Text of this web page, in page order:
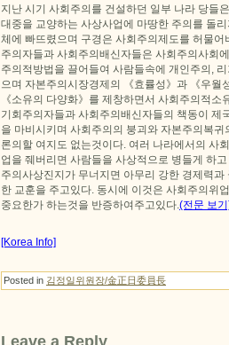
지난 시기 사회주의를 건설하던 일부 나라 당들
대중을 교양하는 사상사업에 마땅한 주의를 돌
체에 빠뜨렸으며 구경은 사회주의제도를 허물
주의자들과 사회주의배신자들은 사회주의사회
주의적방법을 끌어들여 사람들속에 개인주의,
으며 자본주의시장경제의 《효률성》과 《우
《소유의 다양화》를 제창하면서 사회주의적
기회주의자들과 사회주의배신자들의 책동이 제
을 마비시키며 사회주의의 붕괴와 자본주의복
론의할 여지도 없는것이다. 여러 나라에서의 사
업을 줴버리면 사람들을 사상적으로 병들게 하
주의사상진지가 무너지면 아무리 강한 경제력
한 교훈을 주고있다. 동시에 이것은 사회주의위
중요한가 하는것을 반증하여주고있다. (전문 보
[Korea Info]
Posted in 김정일위원장/金正日委員長
Leave a Reply